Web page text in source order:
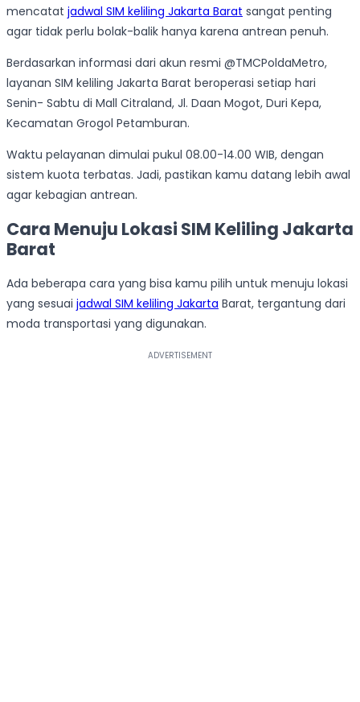
mencatat jadwal SIM keliling Jakarta Barat sangat penting
agar tidak perlu bolak-balik hanya karena antrean penuh.
Berdasarkan informasi dari akun resmi @TMCPoldaMetro,
layanan SIM keliling Jakarta Barat beroperasi setiap hari
Senin- Sabtu di Mall Citraland, Jl. Daan Mogot, Duri Kepa,
Kecamatan Grogol Petamburan.
Waktu pelayanan dimulai pukul 08.00-14.00 WIB, dengan
sistem kuota terbatas. Jadi, pastikan kamu datang lebih awal
agar kebagian antrean.
Cara Menuju Lokasi SIM Keliling Jakarta
Barat
Ada beberapa cara yang bisa kamu pilih untuk menuju lokasi
yang sesuai jadwal SIM keliling Jakarta Barat, tergantung dari
moda transportasi yang digunakan.